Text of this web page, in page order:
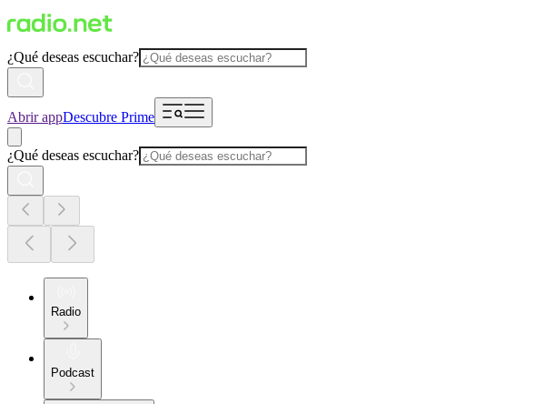
¿Qué deseas escuchar?
Abrir appDescubre Prime
¿Qué deseas escuchar?
Radio
Podcast